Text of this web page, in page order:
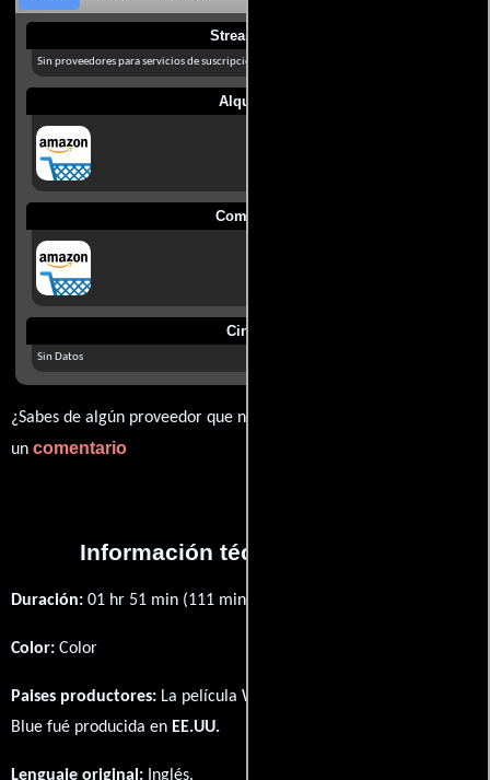
Streaming
Sin proveedores para servicios de suscripción en México
Alquilar
Comprar
Cines
Sin Datos
¿Sabes de algún proveedor que no estamos mostrando? déjanos
un comentario
Información técnica y general
Duración: 01 hr 51 min (111 minutos) .
Color: Color
Paises productores: La película Wild Orchid II: Two Shades of
Blue fué producida en EE.UU.
Lenguaje original: Inglés.